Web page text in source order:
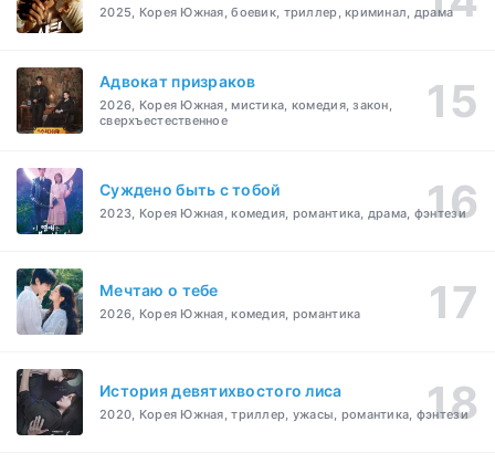
2025, Корея Южная, боевик, триллер, криминал, драма
Адвокат призраков
2026, Корея Южная, мистика, комедия, закон,
сверхъестественное
Суждено быть с тобой
2023, Корея Южная, комедия, романтика, драма, фэнтези
Мечтаю о тебе
2026, Корея Южная, комедия, романтика
История девятихвостого лиса
2020, Корея Южная, триллер, ужасы, романтика, фэнтези